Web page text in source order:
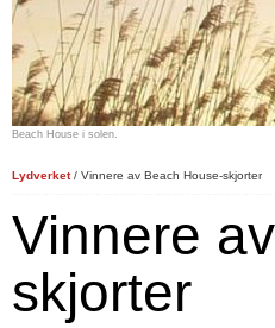
Beach House i solen.
Lydverket/ Vinnere av Beach House-skjorter
Vinnere
skjorter